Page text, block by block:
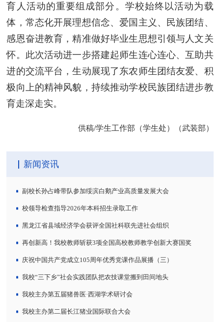
育人活动的重要组成部分。学校始终以活动为载
体，常态化开展理想信念、爱国主义、民族团结、
感恩奋进教育，精准做好毕业生思想引领与人文关
怀。此次活动进一步搭建起师生连心连心、互助共
进的交流平台，生动展现了东农师生团结友爱、积
极向上的精神风貌，持续推动学校民族团结进步教
育走深走实。
供稿/学生工作部（学生处）（武装部）
新闻资讯
副校长孙占峰带队参加绥滨白鹅产业高质量发展大会
校领导检查指导2026年本科招生录取工作
黑龙江省县域经济学会获评全国社科联先进社会组织
再创新高！我校教师斩获3项全国高校教师教学创新大赛国奖
庆祝中国共产党成立105周年优秀党课作品展播（三）
我校“三下乡”社会实践团队把农技课堂搬到田间地头
我校主办第五届猪兽医·西湖学术研讨会
我校主办第二届长江猪业国际联合大会